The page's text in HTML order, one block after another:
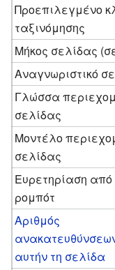
Προεπιλεγμένο
ταξινόμησης
Μήκος σελίδας
Αναγνωριστικό
Γλώσσα
σελίδας
Μοντέλο
σελίδας
Ευρετηρίαση από
ρομπότ
Αριθμός
αυτήν τη σελίδα